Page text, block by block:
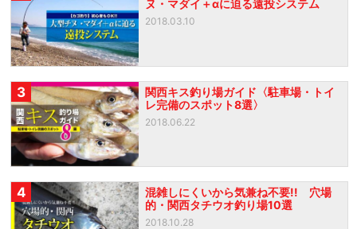
ヌ・マダイ＋αに迫る遠投システム
2018.03.10
3
関西キス釣り場ガイド〈駐車場・トイ
レ完備のスポット8選〉
2018.06.22
4
混雑しにくいから気兼ね不要!! 穴場
的・関西タチウオ釣り場10選
2018.10.28